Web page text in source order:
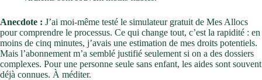
Anecdote : J’ai moi-même testé le simulateur gratuit de Mes Allocs
pour comprendre le processus. Ce qui change tout, c’est la rapidité : en
moins de cinq minutes, j’avais une estimation de mes droits potentiels.
Mais l’abonnement m’a semblé justifié seulement si on a des dossiers
complexes. Pour une personne seule sans enfant, les aides sont souvent
déjà connues. À méditer.